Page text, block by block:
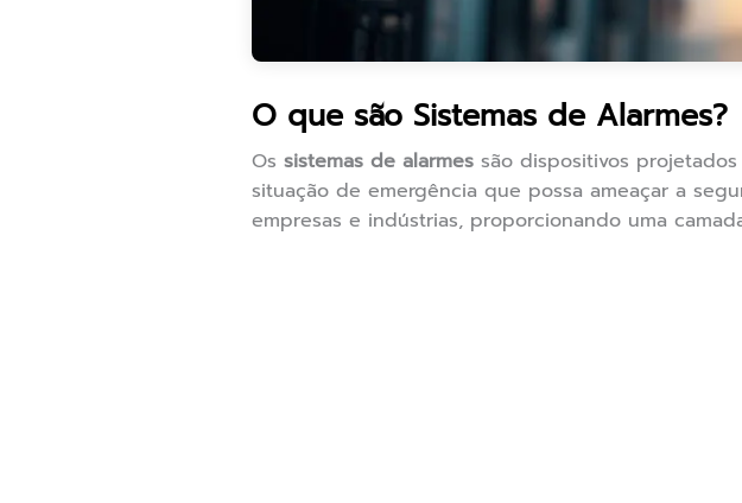
O que são Sistemas de Alarmes?
Os sistemas de alarmes são dispositivos
situação de emergência que possa ameaçar a
empresas e indústrias, proporcionando uma